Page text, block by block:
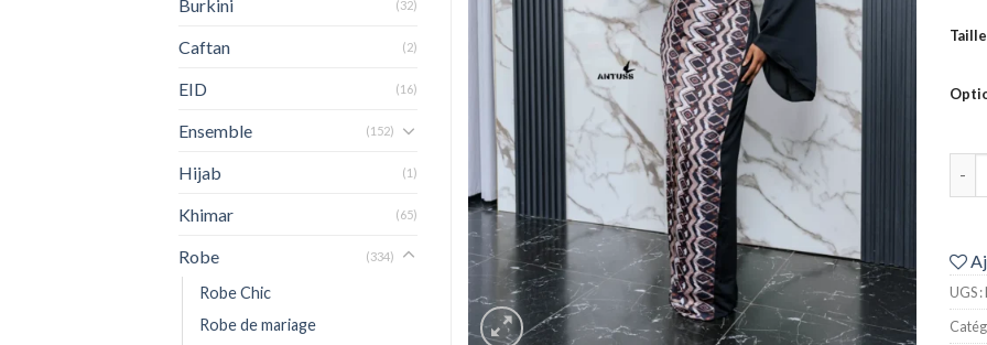
Taille
UGS :
Burkini (32)
Caftan (2)
EID (16)
Ensemble (152)
Hijab (1)
Khimar (65)
Robe (334)
Robe Chic
Robe de mariage